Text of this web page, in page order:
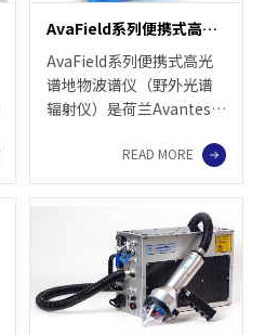
AvaField系列便携式高光谱地物波谱仪
AvaField系列便携式高光
谱地物波谱仪（野外光谱
辐射仪）是荷兰Avantes公
感测量，农作物监测，森
林研究到海洋学研究，矿
物勘探等各领域应用。
AvaField系列地物波谱仪
具有性价比高，测量快
速、准确、操作简单、携
带方便等特点，配有功能
丰富的软件包，除了反射
READ MORE